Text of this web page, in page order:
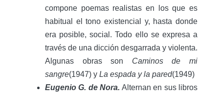
compone poemas realistas en los que es
habitual el tono existencial y, hasta donde
era posible, social. Todo ello se expresa a
través de una dicción desgarrada y violenta.
Algunas obras son Caminos de mi
sangre(1947) y La espada y la pared(1949)
Eugenio G. de Nora.Alternan en sus libros